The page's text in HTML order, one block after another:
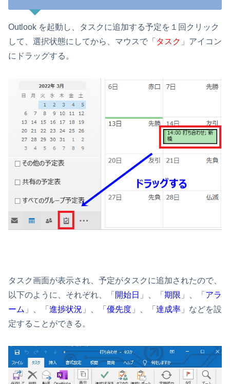
Outlook を起動し、タスクに追加する予定を１回クリック
して、選択状態にしてから、マウスで「 タスク 」アイコン
にドラッグする。
タスク画面が表示され、予定がタスクに追加されたので、
以下のように、それぞれ、「 開始日 」、「 期限 」、「 アラ
ーム 」、「 進捗状況 」、「 優先度 」、「 達成率 」などを設
定することができる。